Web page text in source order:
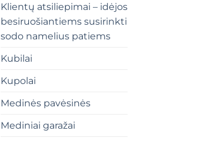
Klientų atsiliepimai – idėjos
besiruošiantiems susirinkti
sodo namelius patiems
Kubilai
Kupolai
Medinės pavėsinės
Mediniai garažai